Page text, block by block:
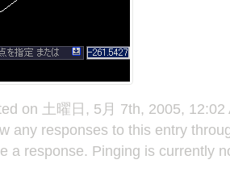
on 土曜日, 5月 7th, 2005,
any responses to this entry
a response. Pinging is currently